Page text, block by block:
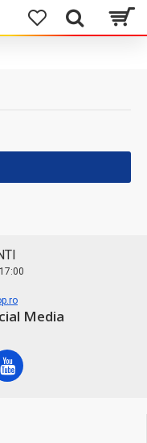
Media